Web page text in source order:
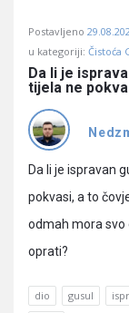
Učene
Latest
Pitanja
Postavljeno
u kategoriji: Čistoća
Da li je
tijela ne
Da li je ispravan
pokvasi, a to
odmah mora svo
oprati?
dio gusul